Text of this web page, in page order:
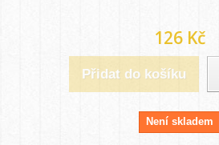
126 Kč
Přidat do košíku
Není skladem